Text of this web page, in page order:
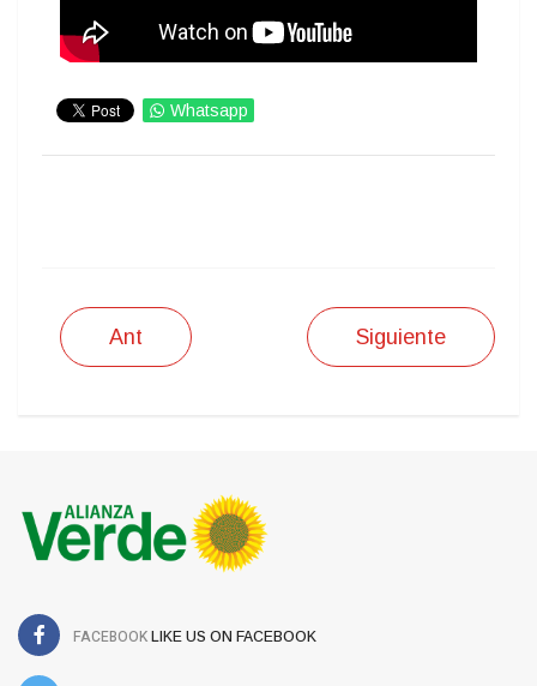
Whatsapp
Ant Siguiente
FACEBOOK LIKE US ON FACEBOOK